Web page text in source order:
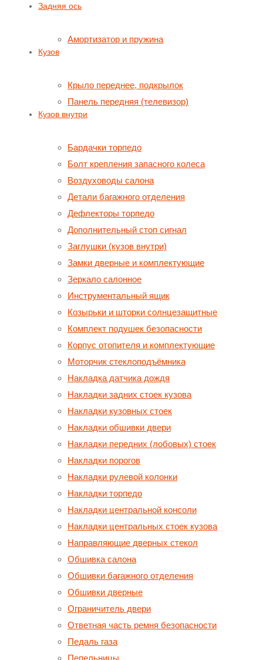
Задняя ось
Амортизатор и пружина
Кузов
Крыло переднее, подкрылок
Панель передняя (телевизор)
Кузов внутри
Бардачки торпедо
Болт крепления запасного колеса
Воздуховоды салона
Детали багажного отделения
Дефлекторы торпедо
Дополнительный стоп сигнал
Заглушки (кузов внутри)
Замки дверные и комплектующие
Зеркало салонное
Инструментальный ящик
Козырьки и шторки солнцезащитные
Комплект подушек безопасности
Корпус отопителя и комплектующие
Моторчик стеклоподъёмника
Накладка датчика дождя
Накладки задних стоек кузова
Накладки кузовных стоек
Накладки обшивки двери
Накладки передних (лобовых) стоек
Накладки порогов
Накладки рулевой колонки
Накладки торпедо
Накладки центральной консоли
Накладки центральных стоек кузова
Направляющие дверных стекол
Обшивка салона
Обшивки багажного отделения
Обшивки дверные
Ограничитель двери
Ответная часть ремня безопасности
Педаль газа
Пепельницы